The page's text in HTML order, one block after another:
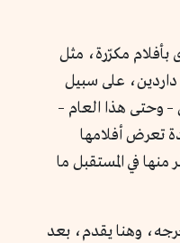
مكرّرة، مثل
على سبيل
– وحتى هذا العام –
تعرض أفلامها
منها في المستقبل ما
وهنا يقدم، بعد